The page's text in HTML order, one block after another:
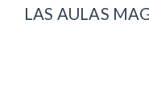
LAS AULAS